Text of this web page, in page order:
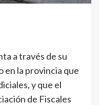
a través de su
en la provincia que
y que el
de Fiscales